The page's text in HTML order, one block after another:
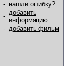
- нашли ошибку?
- добавить
информацию
- добавить фильм